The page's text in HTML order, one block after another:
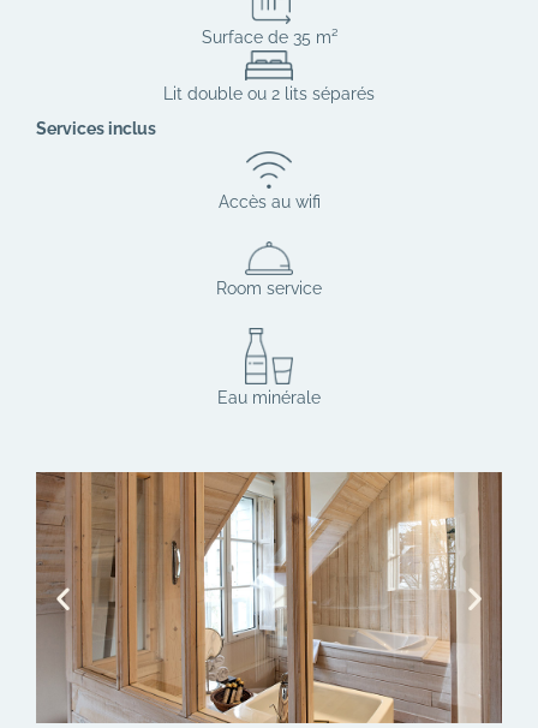
Surface de 35 m²
Lit double ou 2 lits séparés
Services inclus
Accès au wifi
Room service
Eau minérale